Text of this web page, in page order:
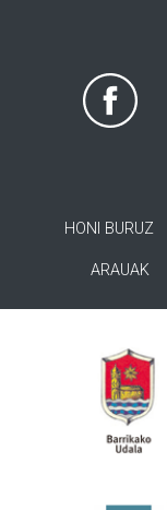
HONI BURUZ
ARAUAK